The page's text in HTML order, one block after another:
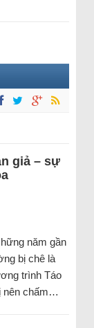
giả – sự
năm gần
bị chê là
trình Táo
nên chấm…